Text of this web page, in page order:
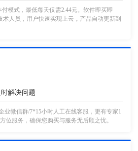
模式，最低每天仅需2.44元。软件即买即
术人员，用户快速实现上云，产品自动更新到
解决问题
业微信群/7*15小时人工在线客服，更有专家1
位服务，确保您购买与服务无后顾之忧。